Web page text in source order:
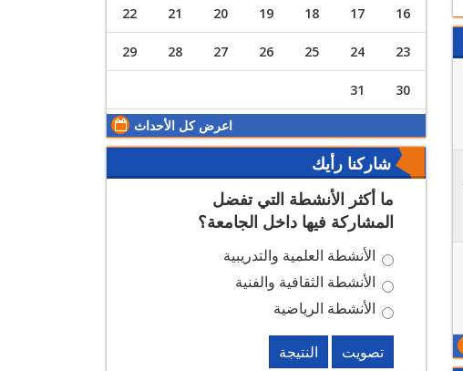
16
17
18
19
20
21
22
23
24
25
26
27
28
29
30
31
اعرض كل الأحداث
شاركنا رأيك
ما أكثر الأنشطة التي تفضل
المشاركة فيها داخل الجامعة؟
الأنشطة العلمية والتدريبية
الأنشطة الثقافية والفنية
الأنشطة الرياضية
تصويت النتيجة